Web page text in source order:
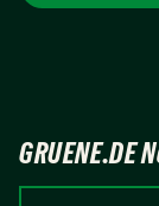
GRUENE.DE